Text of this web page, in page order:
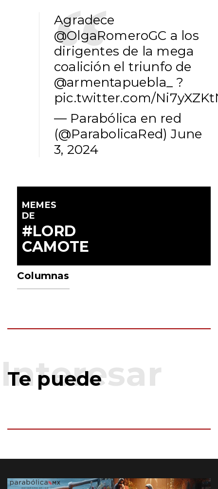
Agradece
@OlgaRomeroGC a los
dirigentes de la mega
coalición el triunfo de
@armentapuebla_ ?
pic.twitter.com/
— Parabólica en red
(@ParabolicaRed)June
3, 2024
MEMES
DE
#LORD
CAMOTE
Columnas
Te puede